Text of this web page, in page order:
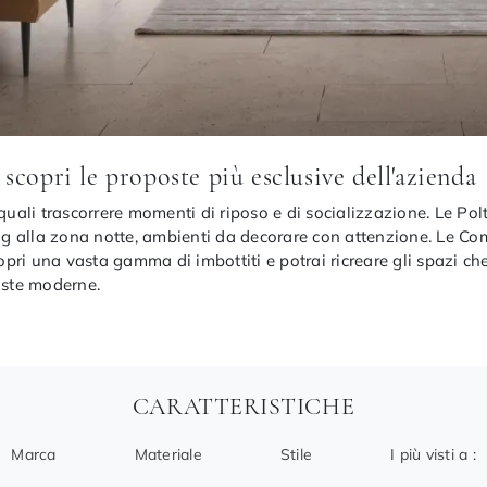
le proposte più esclusive dell'azienda
trascorrere momenti di riposo e di socializzazione. Le
alla zona notte, ambienti da decorare con attenzione. Le
una vasta gamma di imbottiti e potrai ricreare gli spazi
moderne.
CARATTERISTICHE
Marca Materiale Stile I più visti a :